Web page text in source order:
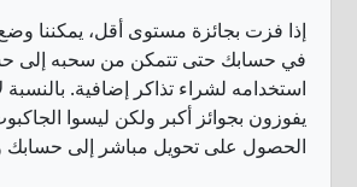
إذا فزت بجائزة مستوى أقل، يمكننا
في حسابك حتى تتمكن من سحبه إلى
استخدامه لشراء تذاكر إضافية. بالنسبة
يفوزون بجوائز أكبر ولكن ليسوا
الحصول على تحويل مباشر إلى